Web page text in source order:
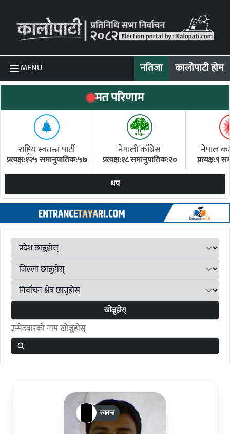
MENU नतिजा कालोपाटी होम
मत परिणाम
राष्ट्रिय स्वतन्त्र पार्टी
प्रत्यक्ष:१२५ समानुपातिक:५७
नेपाली काँग्रेस
प्रत्यक्ष:१८ समानुपातिक:२०
नेपाल
प्रत्यक्ष:९
थप
खोज्नुहोस्
Search candidates
स्वतन्त्र